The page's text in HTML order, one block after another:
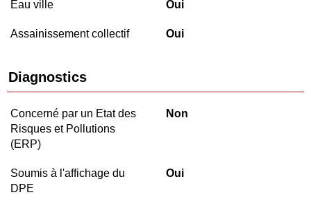
Eau ville Oui
Assainissement collectif Oui
Diagnostics
Concerné par un Etat des
Risques et Pollutions
(ERP)
Non
Soumis à l'affichage du
DPE
Oui